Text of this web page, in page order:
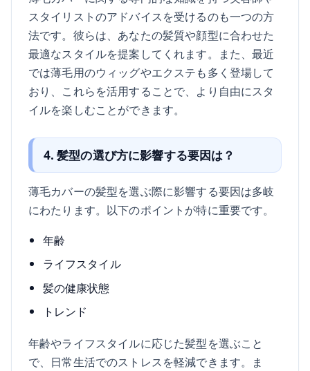
スタイリストのアドバイスを受けるのも一つの方
法です。彼らは、あなたの髪質や顔型に合わせた
最適なスタイルを提案してくれます。また、最近
では薄毛用のウィッグやエクステも多く登場して
おり、これらを活用することで、より自由にスタ
イルを楽しむことができます。
4. 髪型の選び方に影響する要因は？
薄毛カバーの髪型を選ぶ際に影響する要因は多岐
にわたります。以下のポイントが特に重要です。
年齢
ライフスタイル
髪の健康状態
トレンド
年齢やライフスタイルに応じた髪型を選ぶこと
で、日常生活でのストレスを軽減できます。ま